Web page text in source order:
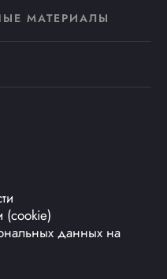
МАТЕРИАЛЫ
(cookie)
данных на